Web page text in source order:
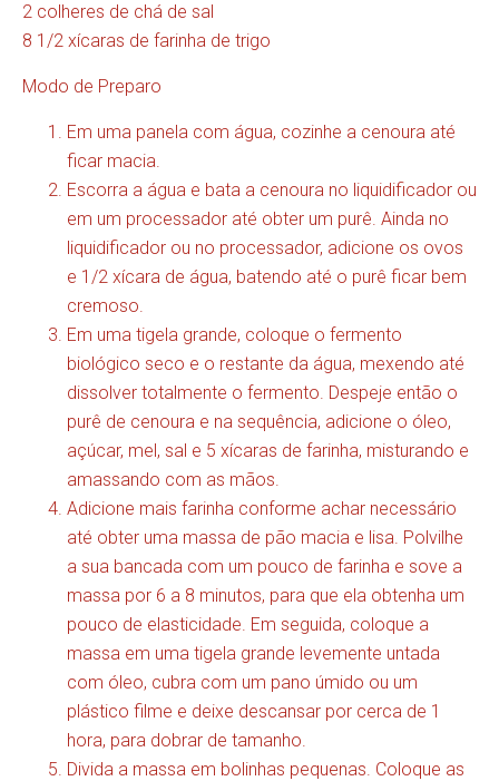
2 colheres de chá de sal
8 1/2 xícaras de farinha de trigo
Modo de Preparo
Em uma panela com água, cozinhe a cenoura até
ficar macia.
Escorra a água e bata a cenoura no liquidificador ou
em um processador até obter um purê. Ainda no
liquidificador ou no processador, adicione os ovos
e 1/2 xícara de água, batendo até o purê ficar bem
cremoso.
Em uma tigela grande, coloque o fermento
biológico seco e o restante da água, mexendo até
dissolver totalmente o fermento. Despeje então o
purê de cenoura e na sequência, adicione o óleo,
açúcar, mel, sal e 5 xícaras de farinha, misturando e
amassando com as mãos.
Adicione mais farinha conforme achar necessário
até obter uma massa de pão macia e lisa. Polvilhe
a sua bancada com um pouco de farinha e sove a
massa por 6 a 8 minutos, para que ela obtenha um
pouco de elasticidade. Em seguida, coloque a
massa em uma tigela grande levemente untada
com óleo, cubra com um pano úmido ou um
plástico filme e deixe descansar por cerca de 1
hora, para dobrar de tamanho.
Divida a massa em bolinhas pequenas. Coloque as